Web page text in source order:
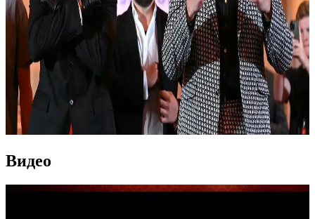
Видео